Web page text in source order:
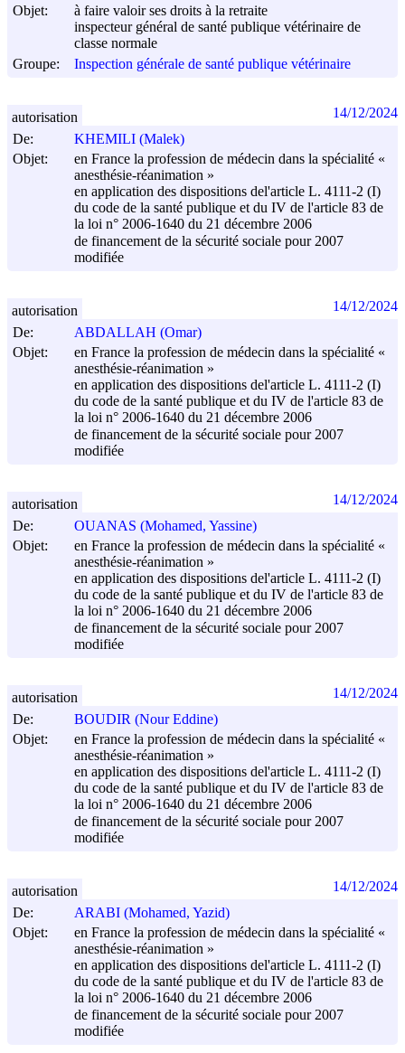
Objet:
à faire valoir ses droits à la retraite
inspecteur général de santé publique vétérinaire de
classe normale
Groupe:
Inspection générale de santé publique vétérinaire
De:
KHEMILI (Malek)
Objet:
en France la profession de médecin dans la spécialité «
anesthésie-réanimation »
en application des dispositions del'article L. 4111-2 (I)
du code de la santé publique et du IV de l'article 83 de
la loi n° 2006-1640 du 21 décembre 2006
de financement de la sécurité sociale pour 2007
modifiée
autorisation 14/12/2024
De:
ABDALLAH (Omar)
Objet:
en France la profession de médecin dans la spécialité «
anesthésie-réanimation »
en application des dispositions del'article L. 4111-2 (I)
du code de la santé publique et du IV de l'article 83 de
la loi n° 2006-1640 du 21 décembre 2006
de financement de la sécurité sociale pour 2007
modifiée
autorisation 14/12/2024
De:
OUANAS (Mohamed, Yassine)
Objet:
en France la profession de médecin dans la spécialité «
anesthésie-réanimation »
en application des dispositions del'article L. 4111-2 (I)
du code de la santé publique et du IV de l'article 83 de
la loi n° 2006-1640 du 21 décembre 2006
de financement de la sécurité sociale pour 2007
modifiée
autorisation 14/12/2024
De:
BOUDIR (Nour Eddine)
Objet:
en France la profession de médecin dans la spécialité «
anesthésie-réanimation »
en application des dispositions del'article L. 4111-2 (I)
du code de la santé publique et du IV de l'article 83 de
la loi n° 2006-1640 du 21 décembre 2006
de financement de la sécurité sociale pour 2007
modifiée
autorisation 14/12/2024
De:
ARABI (Mohamed, Yazid)
Objet:
en France la profession de médecin dans la spécialité «
anesthésie-réanimation »
en application des dispositions del'article L. 4111-2 (I)
du code de la santé publique et du IV de l'article 83 de
la loi n° 2006-1640 du 21 décembre 2006
de financement de la sécurité sociale pour 2007
modifiée
autorisation 14/12/2024